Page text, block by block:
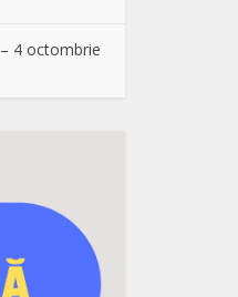
4 octombrie